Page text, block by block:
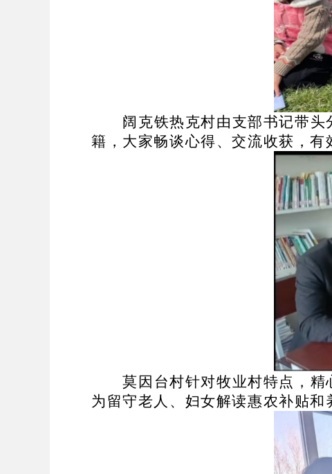
阔克铁热克村由支部书记带
籍，大家畅谈心得、交流收获，有
莫因台村针对牧业村特点，
为留守老人、妇女解读惠农补贴和